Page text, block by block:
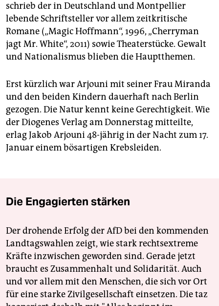
schrieb der in Deutschland und Montpellier
lebende Schriftsteller vor allem zeitkritische
Romane („Magic Hoffmann“, 1996, „Cherryman
jagt Mr. White“, 2011) sowie Theaterstücke. Gewalt
und Nationalismus blieben die Hauptthemen.
Erst kürzlich war Arjouni mit seiner Frau Miranda
und den beiden Kindern dauerhaft nach Berlin
gezogen. Die Natur kennt keine Gerechtigkeit. Wie
der Diogenes Verlag am Donnerstag mitteilte,
erlag Jakob Arjouni 48-jährig in der Nacht zum 17.
Januar einem bösartigen Krebsleiden.
Die Engagierten stärken
Der drohende Erfolg der AfD bei den kommenden
Landtagswahlen zeigt, wie stark rechtsextreme
Kräfte inzwischen geworden sind. Gerade jetzt
braucht es Zusammenhalt und Solidarität. Auch
und vor allem mit den Menschen, die sich vor Ort
für eine starke Zivilgesellschaft einsetzen. Die taz